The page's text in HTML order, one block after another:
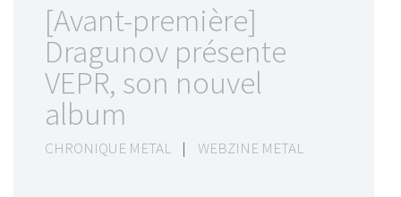
[Avant-première]
Dragunov présente
VEPR, son nouvel
album
CHRONIQUE METAL | WEBZINE METAL